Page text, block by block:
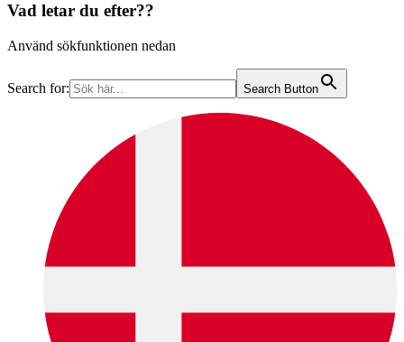
Vad letar du efter??
Använd sökfunktionen nedan
Search for: Search Button